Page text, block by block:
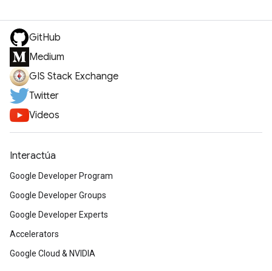
GitHub
Medium
GIS Stack Exchange
Twitter
Videos
Interactúa
Google Developer Program
Google Developer Groups
Google Developer Experts
Accelerators
Google Cloud & NVIDIA